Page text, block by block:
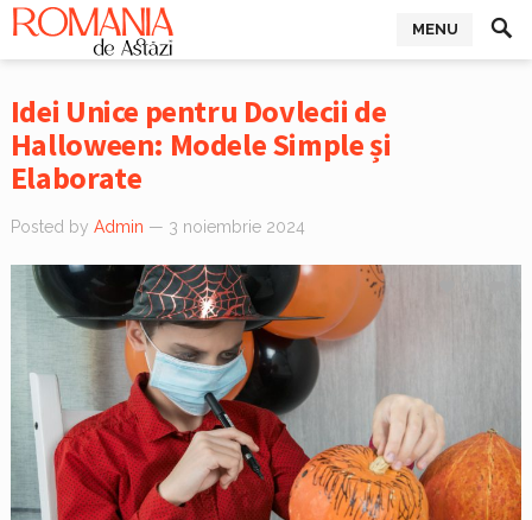
MENU
Idei Unice pentru Dovlecii de
Halloween: Modele Simple și
Elaborate
Posted by Admin — 3 noiembrie 2024